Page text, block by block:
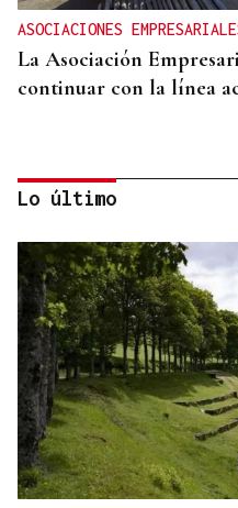
ASOCIACIONES
La Asociación
continuar con la línea
DISTRIBUIDORA FAMILIAR
Gaseosas Roca, medio
Valdeorras y Coca-Cola
Lo último